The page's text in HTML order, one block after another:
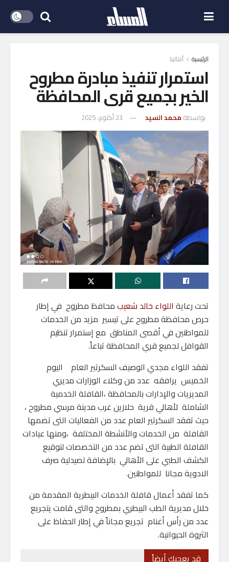
الرئيسية أهالينا
استمرار تنفيذ مبادرة مطروح
الخير بجميع قرى المحافظة
بواسطة محمد السيد 23 أكتوبر، 2025
تحت رعاية اللواء خالد شعيبمحافظ مطروح في إطار
حرص محافظة مطروح على تيسير مزيد من الخدمات
للمواطنين في أقصى المناطق مع إستمرار تنظيم
القوافل لجميع قري المحافظة تباعاً.
تفقد اللواء مجدي الوصيف السكرتير العام اليوم
الخميس يرافقه عدد من وكلاء الوزارات مديري
المديريات والإدارات بالمحافظة ،القافلة الخدمية
الشاملة لأهالي قرية حلازين غرب مدينة مرسي مطروح ،
حيث تفقد السكرتير العام عدد من الفعاليات التى تضمها
القافلة من الخدمات والأنشطة المختلفة ،ومنها عيادات
القافلة الطبية التى تضم عدد من التخصصات لتوقيع
الكشف الطبي على الأهالي بالإضافة لصيدلية صرف
الادوية مجانا للمواطنين.
كما تفقد أعمال قافلة الخدمات البيطرية المقدمة من
خلال مديرية الطب البيطري بمطروح والتى قامت يتجريع
عدد من رأس أغنام تجريع مجاناً في إطار الحفاظ على
الثروة الحيوانية.
قد يعجبك أيضاً